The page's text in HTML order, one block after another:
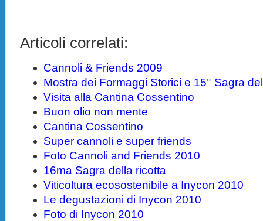
Articoli correlati:
Cannoli & Friends 2009
Mostra dei Formaggi Storici e 15° Sagra
Visita alla Cantina Cossentino
Buon olio non mente
Cantina Cossentino
Super cannoli e super friends
Foto Cannoli and Friends 2010
16ma Sagra della ricotta
Viticoltura ecosostenibile a Inycon 2010
Le degustazioni di Inycon 2010
Foto di Inycon 2010